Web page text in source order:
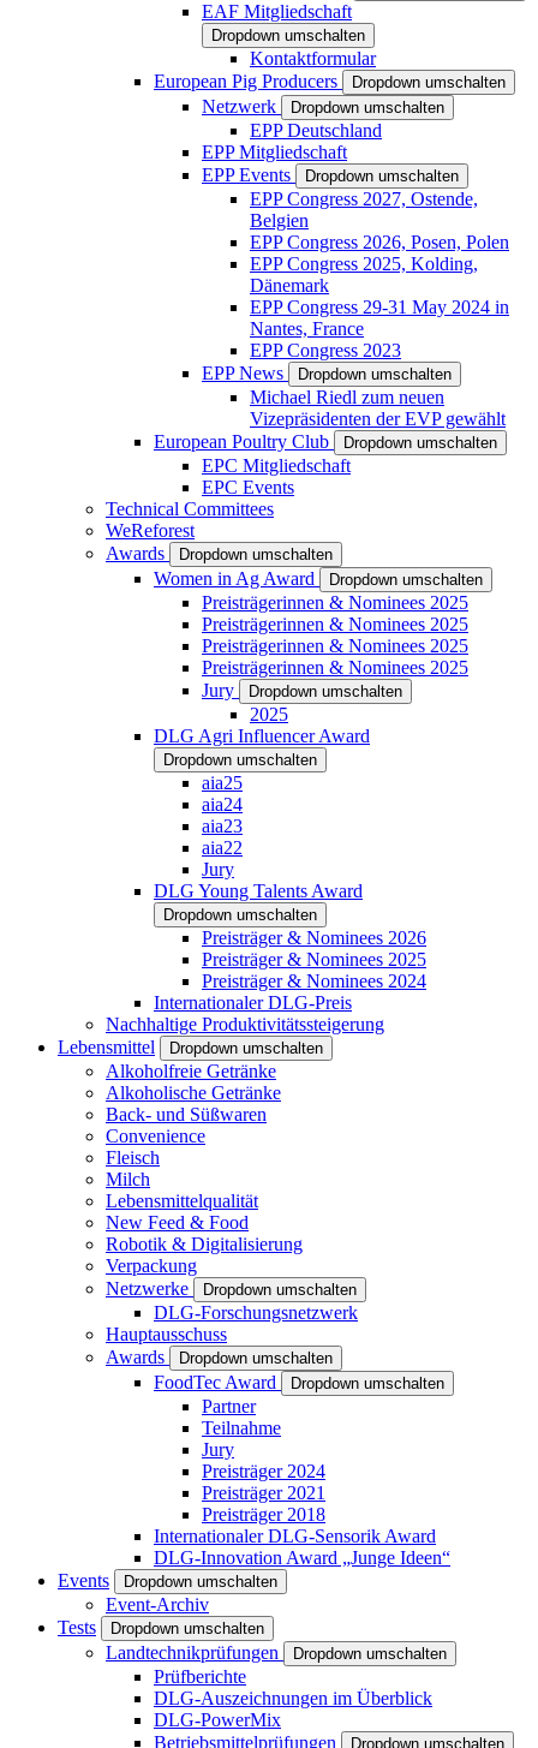
EAF Mitgliedschaft
Dropdown umschalten
Kontaktformular
European Pig Producers
Dropdown umschalten
Netzwerk Dropdown umschalten
EPP Deutschland
EPP Mitgliedschaft
EPP Events
Dropdown umschalten
EPP Congress 2027, Ostende,
Belgien
EPP Congress 2026, Posen, Polen
EPP Congress 2025, Kolding,
Dänemark
EPP Congress 29-31 May 2024 in
Nantes, France
EPP Congress 2023
EPP News
Dropdown umschalten
Michael Riedl zum neuen
Vizepräsidenten der EVP gewählt
European Poultry Club
Dropdown umschalten
EPC Mitgliedschaft
EPC Events
Technical Committees
WeReforest
Awards
Dropdown umschalten
Women in Ag Award Dropdown umschalten
Preisträgerinnen & Nominees 2025
Preisträgerinnen & Nominees 2025
Preisträgerinnen & Nominees 2025
Preisträgerinnen & Nominees 2025
Jury
Dropdown umschalten
2025
DLG Agri Influencer Award
Dropdown umschalten
aia25
aia24
aia23
aia22
Jury
DLG Young Talents Award
Dropdown umschalten
Preisträger & Nominees 2026
Preisträger & Nominees 2025
Preisträger & Nominees 2024
Internationaler DLG-Preis
Nachhaltige Produktivitätssteigerung
Lebensmittel
Dropdown umschalten
Alkoholfreie Getränke
Alkoholische Getränke
Back- und Süßwaren
Convenience
Fleisch
Milch
Lebensmittelqualität
New Feed & Food
Robotik & Digitalisierung
Verpackung
Netzwerke
Dropdown umschalten
DLG-Forschungsnetzwerk
Hauptausschuss
Awards
Dropdown umschalten
FoodTec Award Dropdown umschalten
Partner
Teilnahme
Jury
Preisträger 2024
Preisträger 2021
Preisträger 2018
Internationaler DLG-Sensorik Award
DLG-Innovation Award „Junge Ideen“
Events
Dropdown umschalten
Event-Archiv
Tests
Dropdown umschalten
Landtechnikprüfungen Dropdown umschalten
Prüfberichte
DLG-Auszeichnungen im Überblick
DLG-PowerMix
Betriebsmittelprüfungen
Dropdown umschalten